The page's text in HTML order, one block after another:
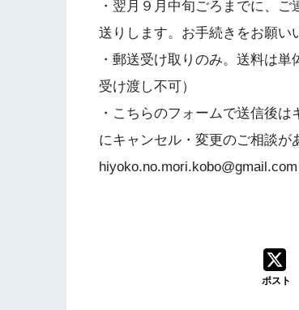
・翌月９月中旬ごろまでに、
送りします。お手続きをお願い
・郵送受け取りのみ。送料は
受け渡し不可）
・こちらのフォームで送信後
にキャンセル・変更のご相談が
ポスト